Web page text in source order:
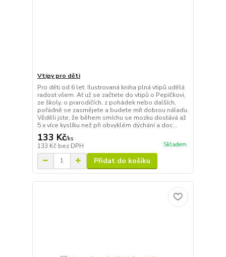
Vtipy pro děti
Pro děti od 6 let. Ilustrovaná kniha plná vtipů udělá
radost všem. Ať už se začtete do vtipů o Pepíčkovi,
ze školy, o prarodičích, z pohádek nebo dalších,
pořádně se zasmějete a budete mít dobrou náladu.
Věděli jste, že během smíchu se mozku dostává až
5 x více kyslíku než při obvyklém dýchání a doc...
133 Kč/ks
133 Kč bez DPH Skladem
Přidat do košíku